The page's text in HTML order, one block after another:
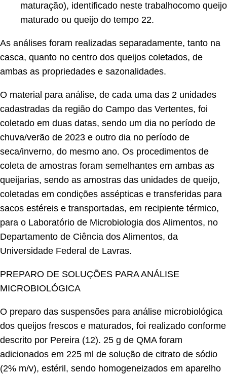
maturação), identificado neste trabalhocomo queijo
maturado ou queijo do tempo 22.
As análises foram realizadas separadamente, tanto na
casca, quanto no centro dos queijos coletados, de
ambas as propriedades e sazonalidades.
O material para análise, de cada uma das 2 unidades
cadastradas da região do Campo das Vertentes, foi
coletado em duas datas, sendo um dia no período de
chuva/verão de 2023 e outro dia no período de
seca/inverno, do mesmo ano. Os procedimentos de
coleta de amostras foram semelhantes em ambas as
queijarias, sendo as amostras das unidades de queijo,
coletadas em condições assépticas e transferidas para
sacos estéreis e transportadas, em recipiente térmico,
para o Laboratório de Microbiologia dos Alimentos, no
Departamento de Ciência dos Alimentos, da
Universidade Federal de Lavras.
PREPARO DE SOLUÇÕES PARA ANÁLISE
MICROBIOLÓGICA
O preparo das suspensões para análise microbiológica
dos queijos frescos e maturados, foi realizado conforme
descrito por Pereira (12). 25 g de QMA foram
adicionados em 225 ml de solução de citrato de sódio
(2% m/v), estéril, sendo homogeneizados em aparelho